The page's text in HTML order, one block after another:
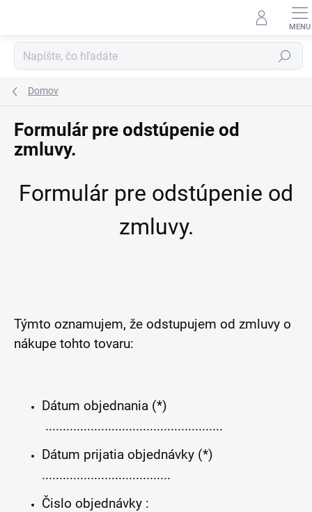
Hľadať
Domov
Formulár pre odstúpenie od
zmluvy.
Formulár pre odstúpenie od
zmluvy.
Týmto oznamujem, že odstupujem od zmluvy o
nákupe tohto tovaru:
Dátum objednania (*)
...................................................
Dátum prijatia objednávky (*)
.....................................
Čislo objednávky :